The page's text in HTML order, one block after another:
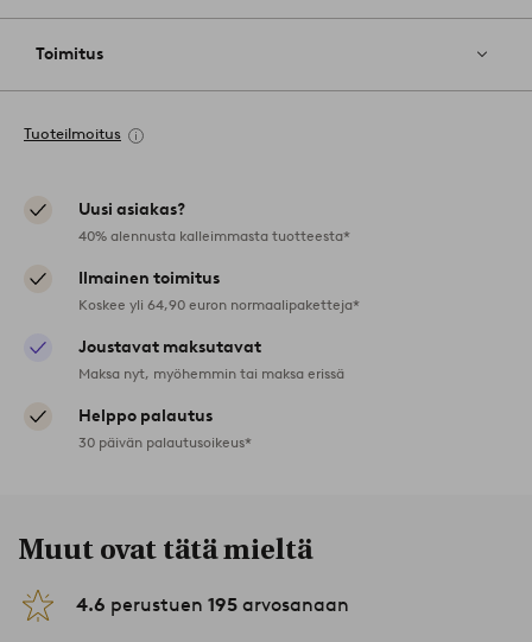
Toimitus
Tuoteilmoitus
Uusi asiakas?
40% alennusta kalleimmasta tuotteesta*
Ilmainen toimitus
Koskee yli 64,90 euron normaalipaketteja*
Joustavat maksutavat
Maksa nyt, myöhemmin tai maksa erissä
Helppo palautus
30 päivän palautusoikeus*
Muut ovat tätä mieltä
4.6 perustuen 195 arvosanaan